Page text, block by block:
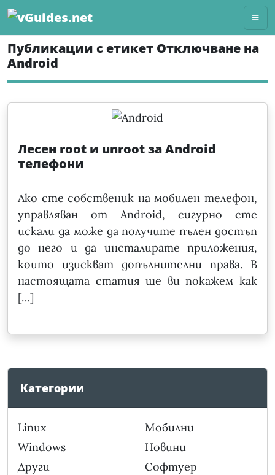
Skip
content
Публикации с етикет Отключване на
Android
Лесен root и unroot за Android
телефони
Ако сте собственик на мобилен телефон,
управляван от Android, сигурно сте
искали да може да получите пълен достъп
до него и да инсталирате приложения,
които изискват допълнителни права. В
настоящата статия ще ви покажем как
[…]
Категории
Linux
Windows
Други
Мобилни
Новини
Софтуер